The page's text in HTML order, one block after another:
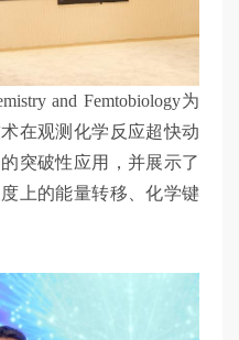
and Femtobiology为
在观测化学反应超快动
突破性应用，并展示了
上的能量转移、化学键